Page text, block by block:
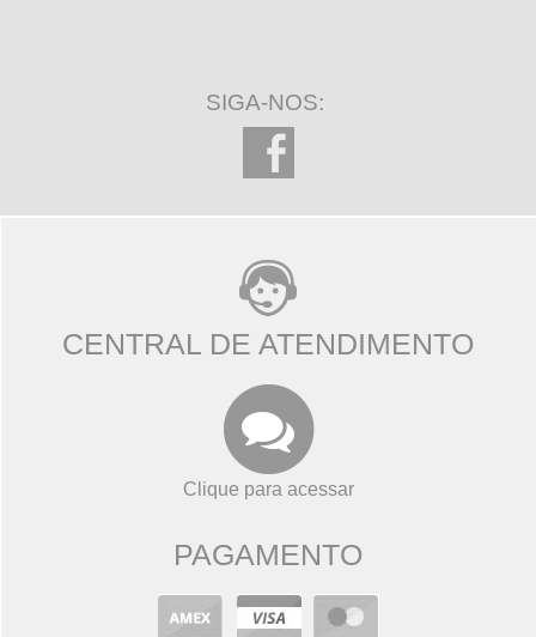
SIGA-NOS:
CENTRAL DE ATENDIMENTO
Clique para acessar
PAGAMENTO